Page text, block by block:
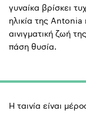
γυναίκα βρίσκει
ηλικία της Antonia
αινιγματική ζωή
πάση θυσία.
Η ταινία είναι